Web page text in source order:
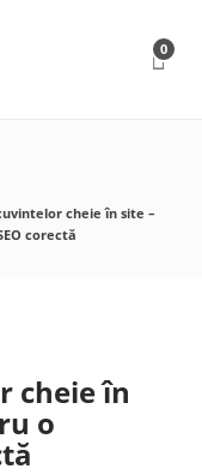
0
cheie în site –
corectă
cheie în
o